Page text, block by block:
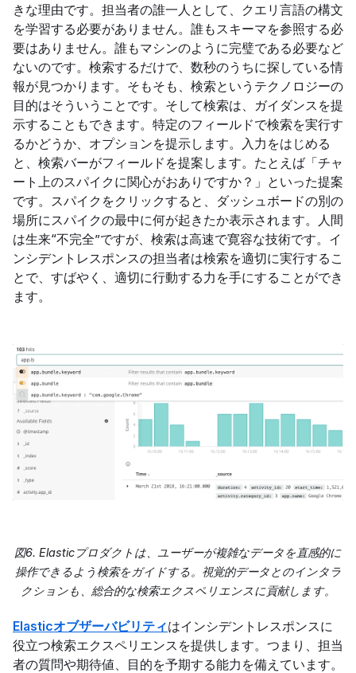
きな理由です。担当者の誰一人として、クエリ言語の構文
を学習する必要がありません。誰もスキーマを参照する必
要はありません。誰もマシンのように完璧である必要など
ないのです。検索するだけで、数秒のうちに探している情
報が見つかります。そもそも、検索というテクノロジーの
目的はそういうことです。そして検索は、ガイダンスを提
示することもできます。特定のフィールドで検索を実行す
るかどうか、オプションを提示します。入力をはじめる
と、検索バーがフィールドを提案します。たとえば「チャ
ート上のスパイクに関心がおありですか？」といった提案
です。スパイクをクリックすると、ダッシュボードの別の
場所にスパイクの最中に何が起きたか表示されます。人間
は生来“不完全”ですが、検索は高速で寛容な技術です。イ
ンシデントレスポンスの担当者は検索を適切に実行するこ
とで、すばやく、適切に行動する力を手にすることができ
ます。
図6. Elasticプロダクトは、ユーザーが複雑なデータを直感的に
操作できるよう検索をガイドする。視覚的データとのインタラ
クションも、総合的な検索エクスペリエンスに貢献します。
Elasticオブザーバビリティはインシデントレスポンスに
役立つ検索エクスペリエンスを提供します。つまり、担当
者の質問や期待値、目的を予期する能力を備えています。